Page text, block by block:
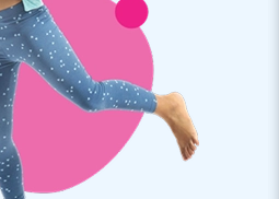
nombreuses années.
ont choisi JB Gonflables
milliers de clients aient choisi
chez JB Gonflables. Depuis
faisons bondir de joie des
Grâce à notre équipe de